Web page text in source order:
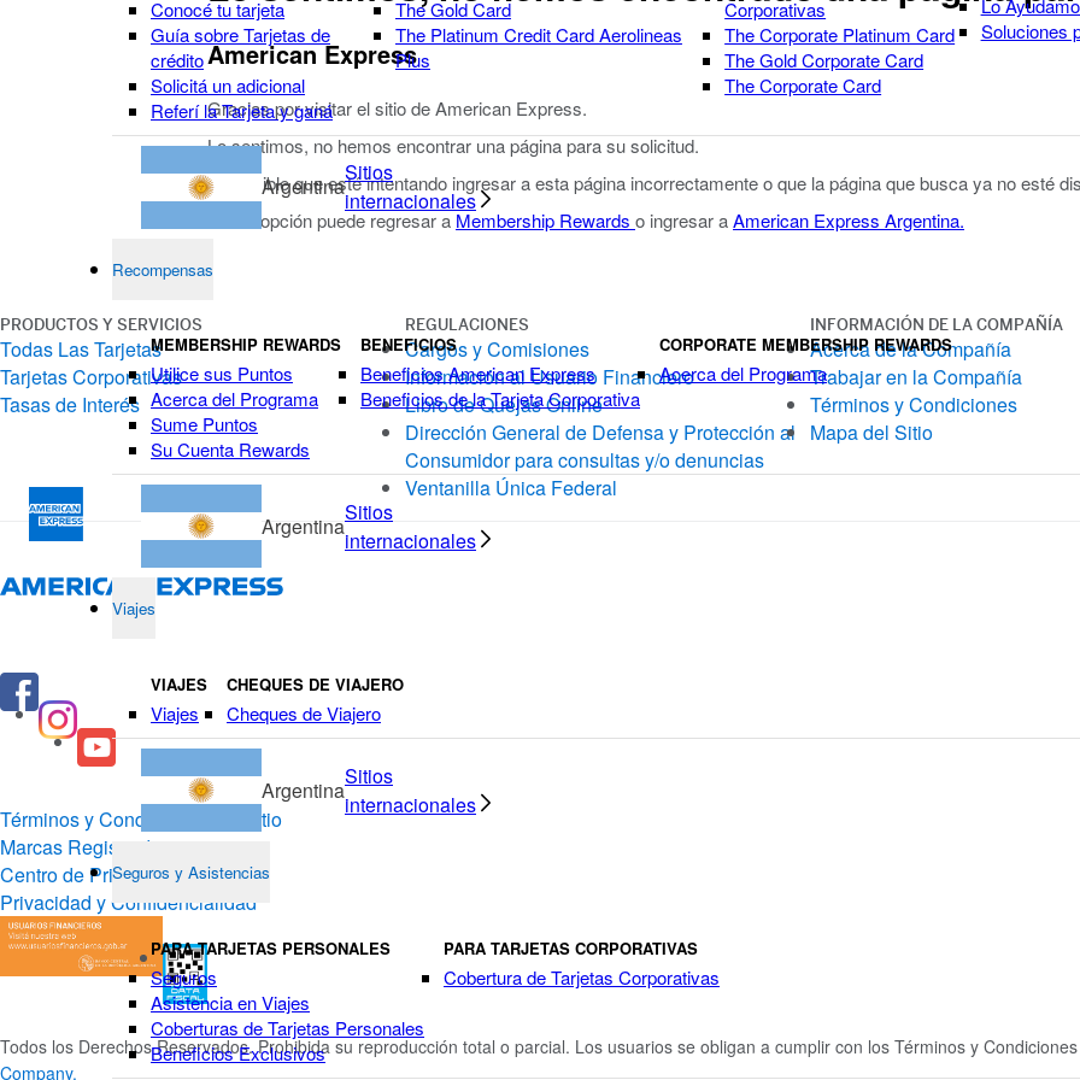
Conocé tu tarjeta
Guía sobre Tarjetas de
crédito
Solicitá un adicional
Referí la Tarjeta y ganá
The Gold Card
The Platinum Credit Card Aerolineas
Plus
Corporativas
The Corporate Platinum Card
The Gold Corporate Card
The Corporate Card
Soluciones
Argentina
Sitios
internacionales
Recompensas
MEMBERSHIP REWARDS
Utilice sus Puntos
Acerca del Programa
Sume Puntos
Su Cuenta Rewards
BENEFICIOS
Beneficios American Express
Beneficios de la Tarjeta Corporativa
CORPORATE MEMBERSHIP REWARDS
Acerca del Programa
Argentina
Sitios
internacionales
Viajes
VIAJES
Viajes
CHEQUES DE VIAJERO
Cheques de Viajero
Argentina
Sitios
internacionales
Seguros y Asistencias
PARA TARJETAS PERSONALES
Seguros
Asistencia en Viajes
Coberturas de Tarjetas Personales
Beneficios Exclusivos
PARA TARJETAS CORPORATIVAS
Cobertura de Tarjetas Corporativas
American Express
Gracias por visitar el sitio de American Express.
Lo sentimos, no hemos encontrar una página para su solicitud.
Es posible que esté intentando ingresar a esta página incorrectamente o que la página que busca ya no esté
Como opción puede regresar a Membership Rewards o ingresar aAmerican Express Argentina.
PRODUCTOS Y SERVICIOS
Todas Las Tarjetas
Tarjetas Corporativas
Tasas de Interés
REGULACIONES
Cargos y Comisiones
Información al Usuario Financiero
Libro de Quejas Online
Dirección General de Defensa y Protección al
Consumidor para consultas y/o denuncias
Ventanilla Única Federal
INFORMACIÓN DE LA COMPAÑÍA
Acerca de la Compañía
Trabajar en la Compañía
Términos y Condiciones
Mapa del Sitio
Términos y Condiciones del Sitio
Marcas Registradas
Centro de Privacidad
Privacidad y Confidencialidad
Todos los Derechos Reservados. Prohibida su reproducción total o parcial. Los usuarios se obligan a cumplir con los Términos y
Company.